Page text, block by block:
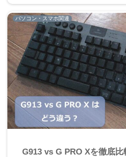
パソコン・スマホ関連
G913 vs G PRO Xを徹底